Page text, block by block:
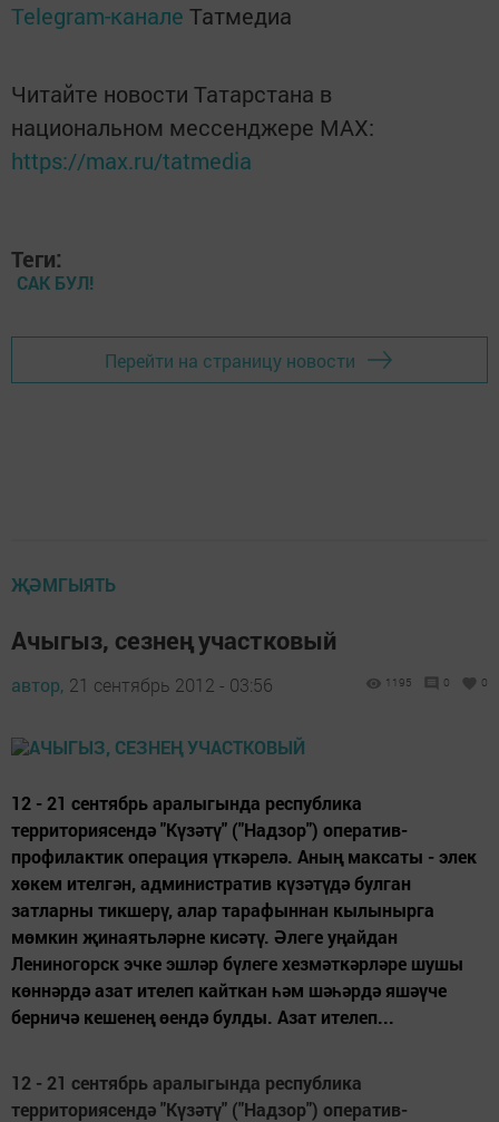
Telegram-канале Татмедиа
Читайте новости Татарстана в
национальном мессенджере MАХ:
https://max.ru/tatmedia
Теги:
САК БУЛ!
Перейти на страницу новости
ҖӘМГЫЯТЬ
Ачыгыз, сезнең участковый
автор, 21 сентябрь 2012 - 03:56 1195 0 0
12 - 21 сентябрь аралыгында республика
территориясендә "Күзәтү" ("Надзор") оператив-
профилактик операция үткәрелә. Аның максаты - элек
хөкем ителгән, административ күзәтүдә булган
затларны тикшерү, алар тарафыннан кылынырга
мөмкин җинаятьләрне кисәтү. Әлеге уңайдан
Лениногорск эчке эшләр бүлеге хезмәткәрләре шушы
көннәрдә азат ителеп кайткан һәм шәһәрдә яшәүче
берничә кешенең өендә булды. Азат ителеп...
12 - 21 сентябрь аралыгында республика
территориясендә "Күзәтү" ("Надзор") оператив-